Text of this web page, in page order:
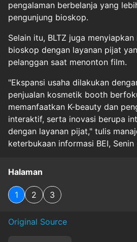
pengalaman berbelanja yang
pengunjung bioskop.
Selain itu, BLTZ juga
bioskop dengan layanan pijat
pelanggan saat menonton film.
"Ekspansi usaha dilakukan
penjualan kosmetik booth
memanfaatkan K-beauty dan
interaktif, serta inovasi berupa
dengan layanan pijat," tulis
keterbukaan informasi BEI,
Halaman
1 2 3
Original Source